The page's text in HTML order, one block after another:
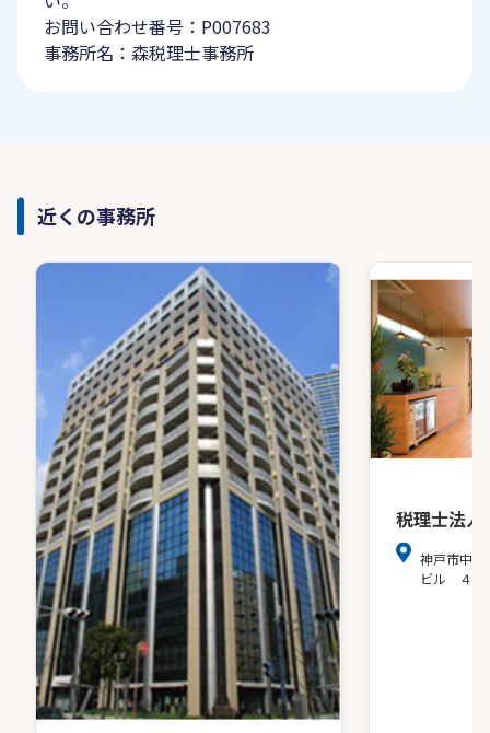
お問い合わせ番号：P007683
事務所名：森税理士事務所
近くの事務所
税理士法
神戸市中央
ビル ４階